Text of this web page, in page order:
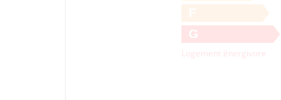
G
Logement énergivore